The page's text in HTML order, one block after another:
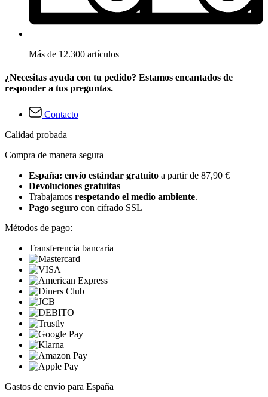
Más de 12.300 artículos
¿Necesitas ayuda con tu pedido? Estamos encantados de
responder a tus preguntas.
Contacto
Calidad probada
Compra de manera segura
España: envío estándar gratuito a partir de 87,90 €
Devoluciones gratuitas
Trabajamos respetando el medio ambiente.
Pago seguro con cifrado SSL
Métodos de pago:
Transferencia bancaria
Gastos de envío para España